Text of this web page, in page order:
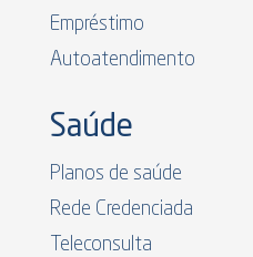
Empréstimo
Autoatendimento
Saúde
Planos de saúde
Rede Credenciada
Teleconsulta